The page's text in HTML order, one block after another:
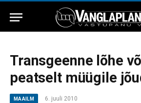
Transgeenne lõhe
peatselt müügile
MAAILM 6. juuli 2010